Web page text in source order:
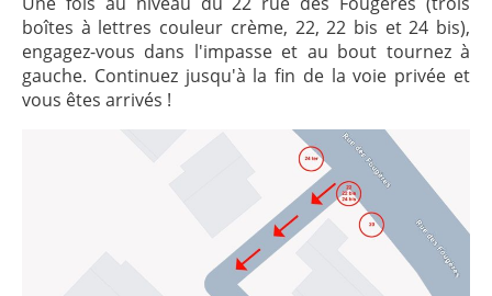
boîtes à lettres couleur crème, 22, 22 bis et 24 bis),
engagez-vous dans l'impasse et au bout tournez à
gauche. Continuez jusqu'à la fin de la voie privée et
vous êtes arrivés !